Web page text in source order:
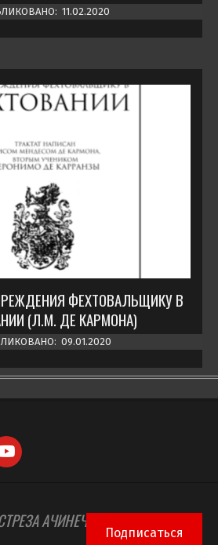
11.02.2020
ФЕХТОВАЛЬЩИКУ В
(Л.М. ДЕ КАРМОНА)
09.01.2020
АЧИНЕЧ" © 2026
Подписаться